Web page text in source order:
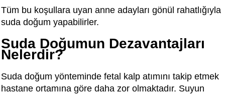
Tüm bu koşullara uyan anne adayları gönül rahatlığıyla
suda doğum yapabilirler.
Suda Doğumun Dezavantajları
Nelerdir?
Suda doğum yönteminde fetal kalp atımını takip etmek
hastane ortamına göre daha zor olmaktadır. Suyun